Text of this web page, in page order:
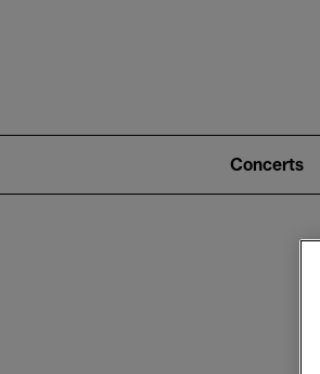
2)
Concerts